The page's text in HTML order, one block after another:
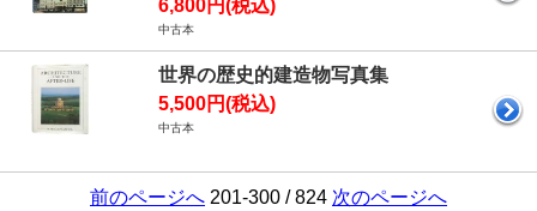
6,800円(税込)
中古本
世界の歴史的建造物写真集
5,500円(税込)
中古本
前のページへ 201-300 / 824 次のページへ